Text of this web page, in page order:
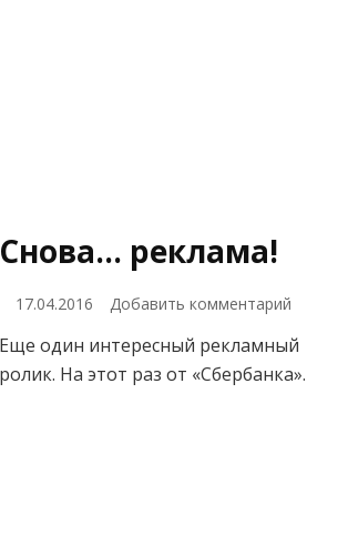
Снова… реклама!
17.04.2016 Добавить комментарий
Снова…
реклама!
Еще один интересный рекламный
ролик. На этот раз от «Сбербанка».